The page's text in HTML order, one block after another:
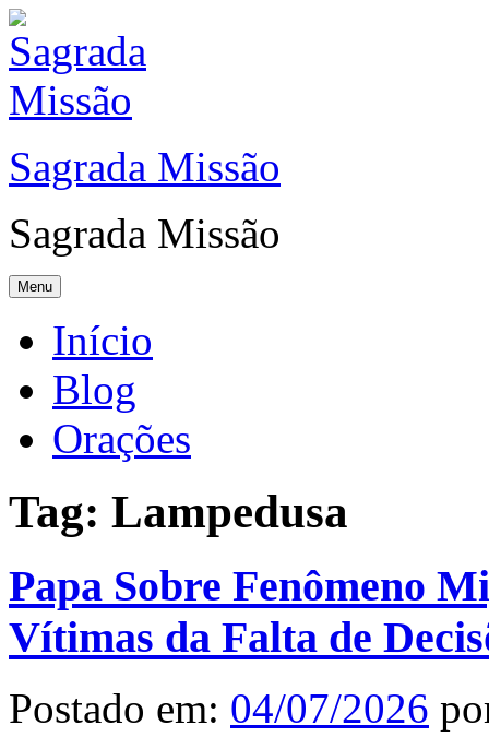
Sagrada Missão
Sagrada Missão
Menu
Início
Blog
Orações
Tag: Lampedusa
Papa Sobre Fenômeno
Vítimas da Falta de
Postado em: 04/07/2026